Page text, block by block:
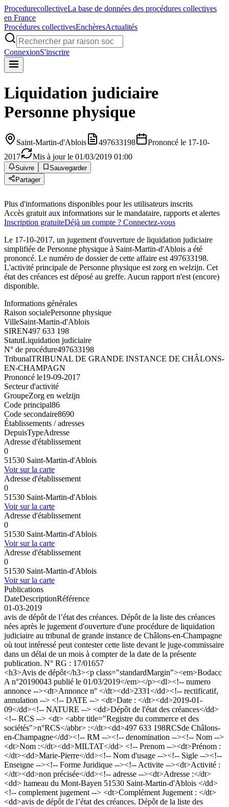
ProcedurecollectiveLa base de données des procédures collectives
en France
Procédures collectivesEnchèresActualités
ConnexionS'inscrire
Liquidation judiciaire
Personne physique
Saint-Martin-d'Ablois 497633198
Prononcé le 17-10-
2017
Mis à jour le 01/03/2019 01:00
Suivre
Sauvegarder
Partager
Plus d'informations disponibles pour les utilisateurs inscrits
Accès gratuit aux informations sur le mandataire, rapports et alertes
Inscription gratuiteDéjà un compte ? Connectez-vous
Le 17-10-2017, un jugement d'ouverture de liquidation judiciaire
simplifiée de Personne physique à Saint-Martin-d'Ablois a été
prononcé. Le numéro de dossier de cette affaire est 497633198.
L'activité principale de Personne physique est zorg en welzijn. Cet
état des créances est déposé au greffe. Aucun rapport n'est (encore)
disponible.
Informations générales
Raison socialePersonne physique
VilleSaint-Martin-d'Ablois
SIREN497 633 198
StatutLiquidation judiciaire
N° de procédure497633198
TribunalTRIBUNAL DE GRANDE INSTANCE DE CHÂLONS-
EN-CHAMPAGN
Prononcé le19-09-2017
Secteur d'activité
GroupeZorg en welzijn
Code principal86
Code secondaire8690
Établissements / adresses
DepuisTypeAdresse
Adresse d'établissement
0
51530 Saint-Martin-d'Ablois
Voir sur la carte
Adresse d'établissement
0
51530 Saint-Martin-d'Ablois
Voir sur la carte
Adresse d'établissement
0
51530 Saint-Martin-d'Ablois
Voir sur la carte
Adresse d'établissement
0
51530 Saint-Martin-d'Ablois
Voir sur la carte
Publications
DateDescriptionRéférence
01-03-2019
avis de dépôt de l’état des créances. Dépôt de la liste des créances
nées après le jugement d'ouverture d'une procédure de liquidation
judiciaire au tribunal de grande instance de Châlons-en-Champagne
où tout intéressé peut contester cette liste devant le juge-commissaire
dans un délai de un mois à compter de la date de la présente
publication. N° RG : 17/01657
<h3>Avis de dépôt</h3><p class="standardMargin"><em>Bodacc
A n°20190043 publié le 01/03/2019</em></p><dl><!-- numero
annonce --><dt>Annonce n° </dt><dd>2331</dd><!-- rectificatif,
annulation --> <!-- DATE --> <dt>Date : </dt><dd>2019-01-
09</dd><!-- NATURE --> <dd>Dépôt de l'état des créances</dd>
<!-- RCS --> <dt> <abbr title="Registre du commerce et des
sociétés">n°RCS</abbr> :</dt><dd>497 633 198RCSde Châlons-
en-Champagne</dd><!-- RM --><!-- denomination --><!-- Nom -->
<dt>Nom :</dt><dd>MILTAT</dd> <!-- Prenom --><dt>Prénom :
</dt><dd>Marie-Pierre</dd><!-- Nom d'usage --><!-- Sigle --><!--
Enseigne --><!-- Forme Juridique --><!-- Activite --><dt>Activité :
</dt><dd>non précisée</dd><!-- adresse --><dt>Adresse :</dt>
<dd> hameau du Mont-Bayen 51530 Saint-Martin-d'Ablois </dd>
<!-- complement jugement --> <dt>Complément Jugement : </dt>
<dd>avis de dépôt de l’état des créances. Dépôt de la liste des